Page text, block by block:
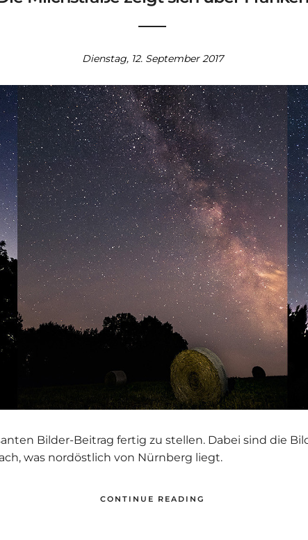
Dienstag, 12. September 2017
Bilder-Beitrag fertig zu stellen. Dabei sind die
was nordöstlich von Nürnberg liegt.
CONTINUE READING